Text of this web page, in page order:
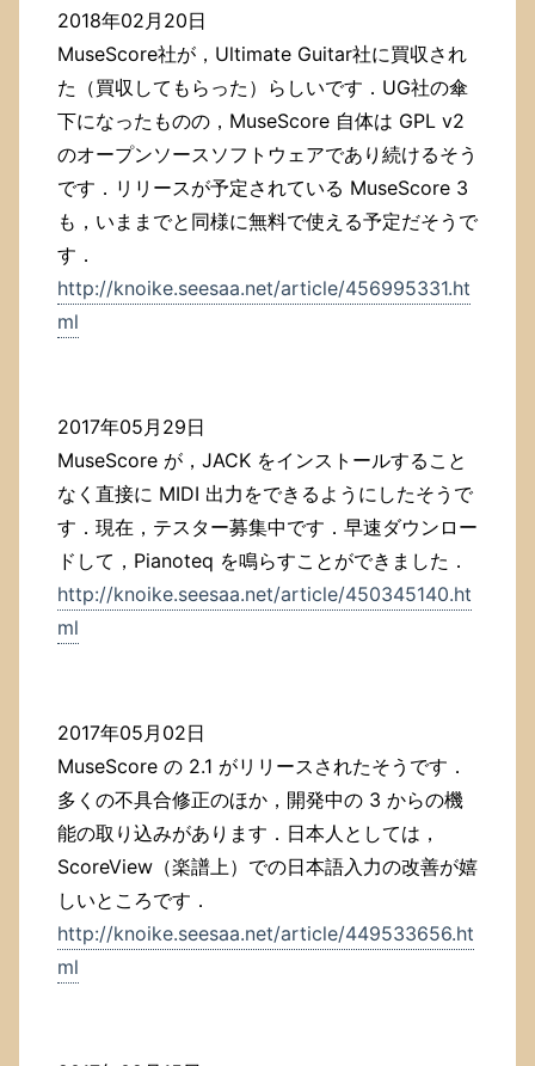
2018年02月20日
MuseScore社が，Ultimate Guitar社に買収され
た（買収してもらった）らしいです．UG社の傘
下になったものの，MuseScore 自体は GPL v2
のオープンソースソフトウェアであり続けるそう
です．リリースが予定されている MuseScore 3
も，いままでと同様に無料で使える予定だそうで
す．
http://knoike.seesaa.net/article/456995331.ht
ml
2017年05月29日
MuseScore が，JACK をインストールすること
なく直接に MIDI 出力をできるようにしたそうで
す．現在，テスター募集中です．早速ダウンロー
ドして，Pianoteq を鳴らすことができました．
http://knoike.seesaa.net/article/450345140.ht
ml
2017年05月02日
MuseScore の 2.1 がリリースされたそうです．
多くの不具合修正のほか，開発中の 3 からの機
能の取り込みがあります．日本人としては，
ScoreView（楽譜上）での日本語入力の改善が嬉
しいところです．
http://knoike.seesaa.net/article/449533656.ht
ml